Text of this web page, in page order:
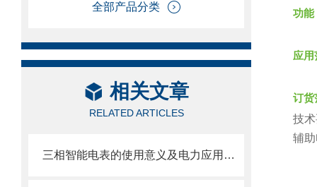
全部产品分类
相关文章
RELATED ARTICLES
三相智能电表的使用意义及电力应用价值
功能
应用
订货
技
辅